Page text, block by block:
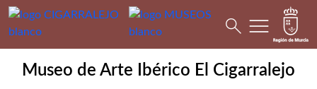
Museo de Arte Ibérico El Cigarralejo
Buscar
search menu
Museo de Arte Ibérico El Cigarralejo